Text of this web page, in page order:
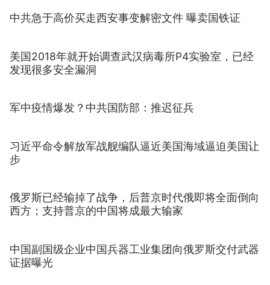
中共急于高价买走西安事变解密文件 曝卖国铁证
美国2018年就开始调查武汉病毒所P4实验室，已经
发现很多安全漏洞
军中疫情爆发？中共国防部：推迟征兵
习近平命令解放军战舰编队逼近美国海域逼迫美国让
步
俄罗斯已经输掉了战争，后普京时代俄即将全面倒向
西方；支持普京的中国将成最大输家
中国副国级企业中国兵器工业集团向俄罗斯交付武器
证据曝光